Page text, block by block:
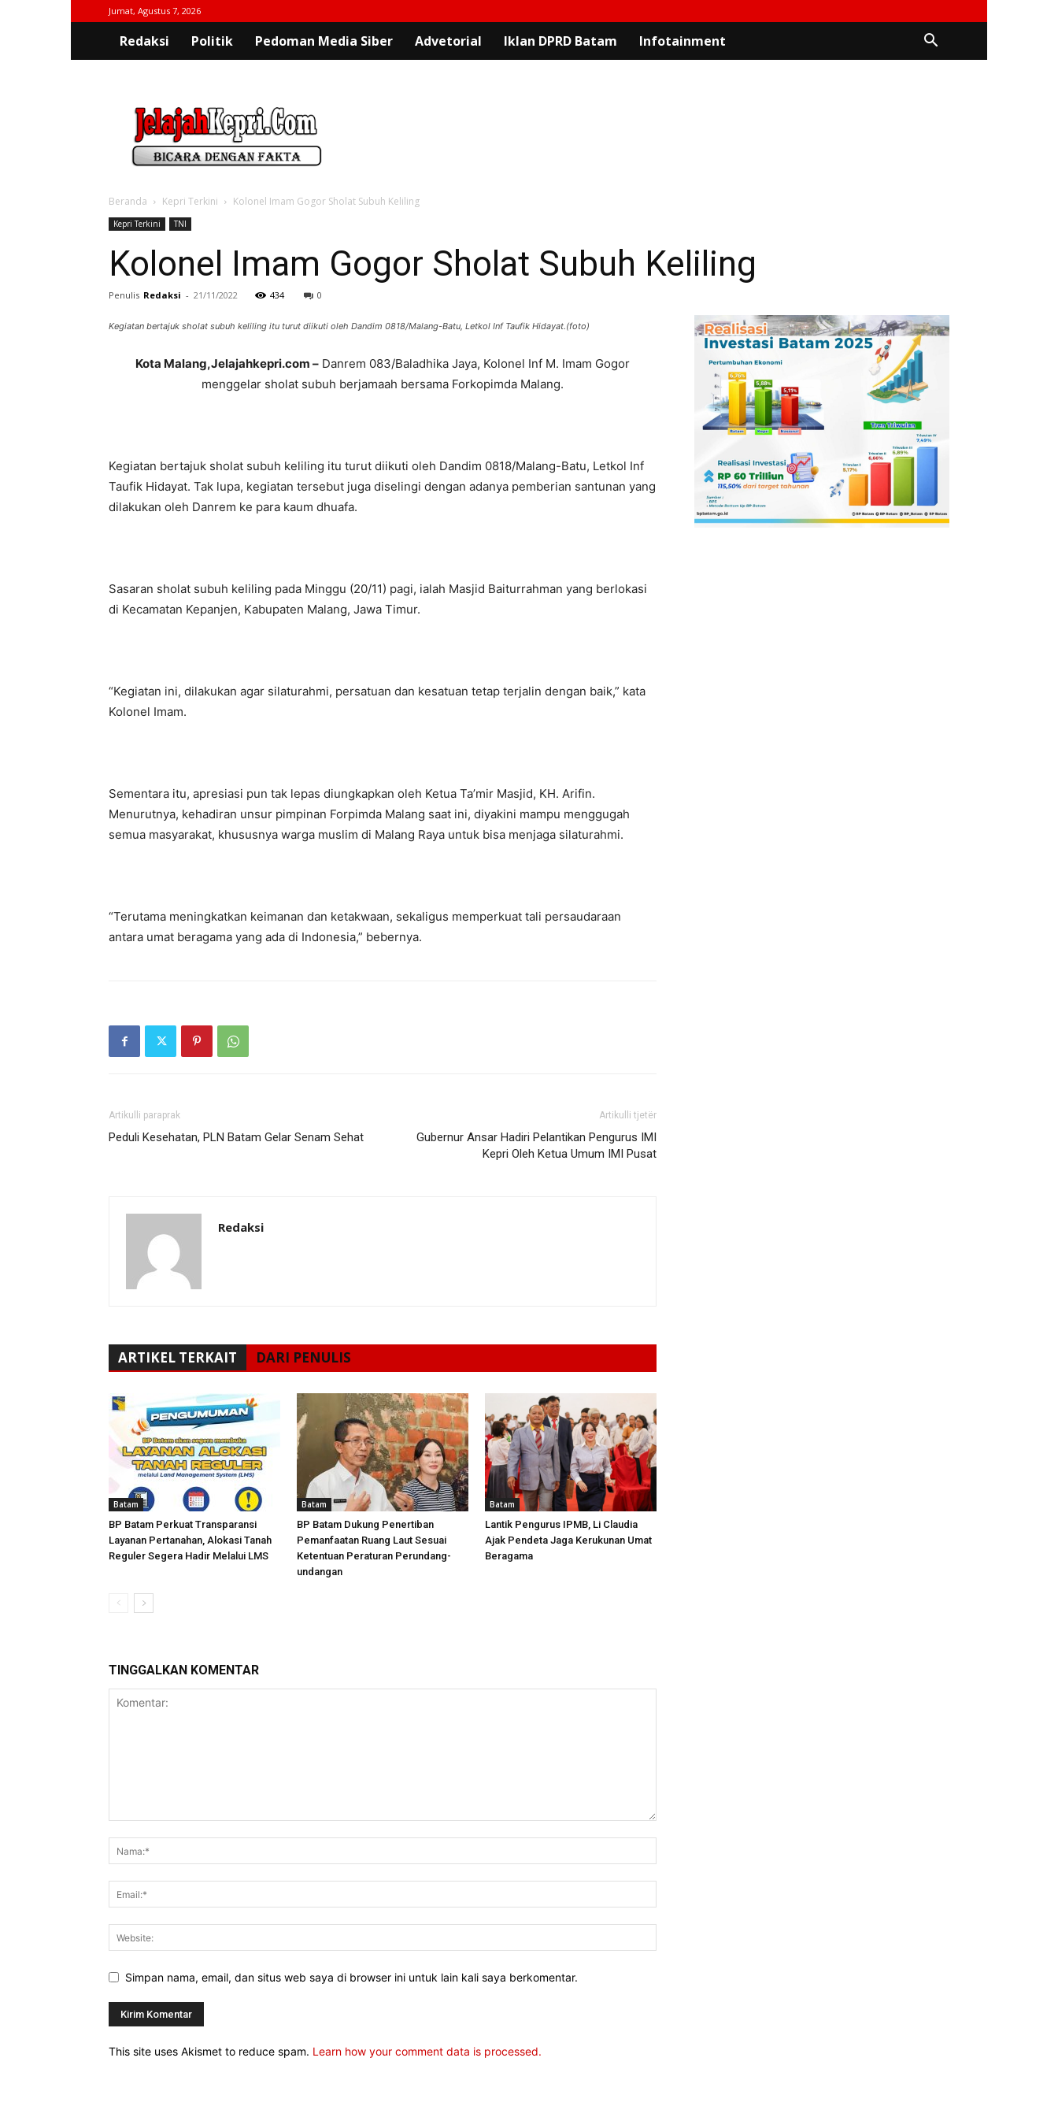
Jumat, Agustus 7, 2026
Redaksi Politik Pedoman Media Siber Advetorial Iklan DPRD Batam Infotainment
Beranda Kepri Terkini Kolonel Imam Gogor Sholat Subuh Keliling
Kepri Terkini TNI
Kolonel Imam Gogor Sholat Subuh Keliling
Penulis Redaksi - 21/11/2022 434 0
Kegiatan bertajuk sholat subuh keliling itu turut diikuti oleh Dandim 0818/Malang-Batu, Letkol Inf Taufik Hidayat.(foto)
Kota Malang,Jelajahkepri.com – Danrem 083/Baladhika Jaya, Kolonel Inf M. Imam Gogor
menggelar sholat subuh berjamaah bersama Forkopimda Malang.
Kegiatan bertajuk sholat subuh keliling itu turut diikuti oleh Dandim 0818/Malang-Batu, Letkol Inf
Taufik Hidayat. Tak lupa, kegiatan tersebut juga diselingi dengan adanya pemberian santunan yang
dilakukan oleh Danrem ke para kaum dhuafa.
Sasaran sholat subuh keliling pada Minggu (20/11) pagi, ialah Masjid Baiturrahman yang berlokasi
di Kecamatan Kepanjen, Kabupaten Malang, Jawa Timur.
“Kegiatan ini, dilakukan agar silaturahmi, persatuan dan kesatuan tetap terjalin dengan baik,” kata
Kolonel Imam.
Sementara itu, apresiasi pun tak lepas diungkapkan oleh Ketua Ta’mir Masjid, KH. Arifin.
Menurutnya, kehadiran unsur pimpinan Forpimda Malang saat ini, diyakini mampu menggugah
semua masyarakat, khususnya warga muslim di Malang Raya untuk bisa menjaga silaturahmi.
“Terutama meningkatkan keimanan dan ketakwaan, sekaligus memperkuat tali persaudaraan
antara umat beragama yang ada di Indonesia,” bebernya.
Artikulli paraprak
Peduli Kesehatan, PLN Batam Gelar Senam Sehat
Artikulli tjetër
Gubernur Ansar Hadiri Pelantikan Pengurus IMI
Kepri Oleh Ketua Umum IMI Pusat
Redaksi
ARTIKEL TERKAIT DARI PENULIS
Batam
BP Batam Perkuat Transparansi
Layanan Pertanahan, Alokasi Tanah
Reguler Segera Hadir Melalui LMS
Batam
BP Batam Dukung Penertiban
Pemanfaatan Ruang Laut Sesuai
Ketentuan Peraturan Perundang-
undangan
Batam
Lantik Pengurus IPMB, Li Claudia
Ajak Pendeta Jaga Kerukunan Umat
Beragama
TINGGALKAN KOMENTAR
Simpan nama, email, dan situs web saya di browser ini untuk lain kali saya berkomentar.
This site uses Akismet to reduce spam. Learn how your comment data is processed.